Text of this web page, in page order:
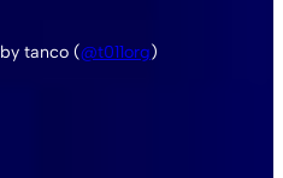
by tanco (@t011org)